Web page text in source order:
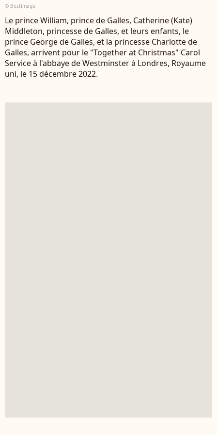
© BestImage
Le prince William, prince de Galles, Catherine (Kate)
Middleton, princesse de Galles, et leurs enfants, le
prince George de Galles, et la princesse Charlotte de
Galles, arrivent pour le "Together at Christmas" Carol
Service à l'abbaye de Westminster à Londres, Royaume
uni, le 15 décembre 2022.